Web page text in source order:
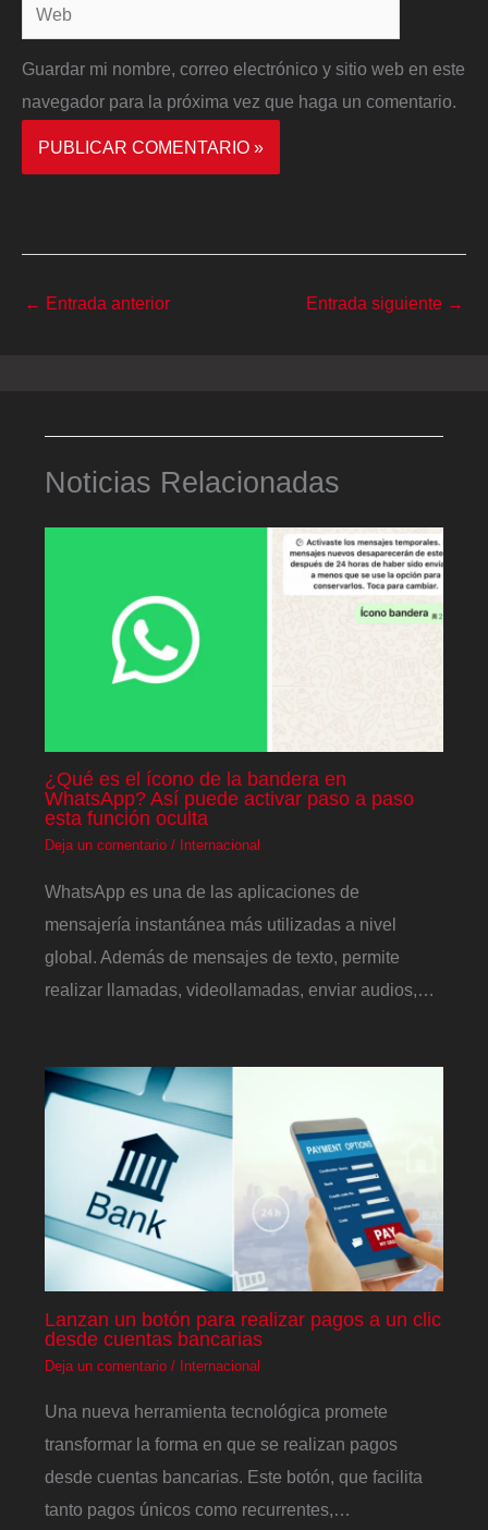
Web
Guardar mi nombre, correo electrónico y sitio web en este
navegador para la próxima vez que haga un comentario.
← Entrada anterior Entrada siguiente →
Noticias Relacionadas
¿Qué es el ícono de la bandera en
WhatsApp? Así puede activar paso a paso
esta función oculta
Deja un comentario / Internacional
WhatsApp es una de las aplicaciones de
mensajería instantánea más utilizadas a nivel
global. Además de mensajes de texto, permite
realizar llamadas, videollamadas, enviar audios,…
Lanzan un botón para realizar pagos a un clic
desde cuentas bancarias
Deja un comentario / Internacional
Una nueva herramienta tecnológica promete
transformar la forma en que se realizan pagos
desde cuentas bancarias. Este botón, que facilita
tanto pagos únicos como recurrentes,…